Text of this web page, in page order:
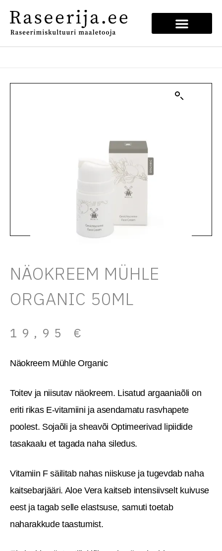
NÄOKREEM MÜHLE
ORGANIC 50ML
19,95 €
Näokreem Mühle Organic
Toitev ja niisutav näokreem. Lisatud argaaniaõli on
eriti rikas E-vitamiini ja asendamatu rasvhapete
poolest. Sojaõli ja sheavõi Optimeerivad lipiidide
tasakaalu et tagada naha siledus.
Vitamiin F säilitab nahas niiskuse ja tugevdab naha
kaitsebarjääri. Aloe Vera kaitseb intensiivselt kuivuse
eest ja tagab selle elastsuse, samuti toetab
naharakkude taastumist.